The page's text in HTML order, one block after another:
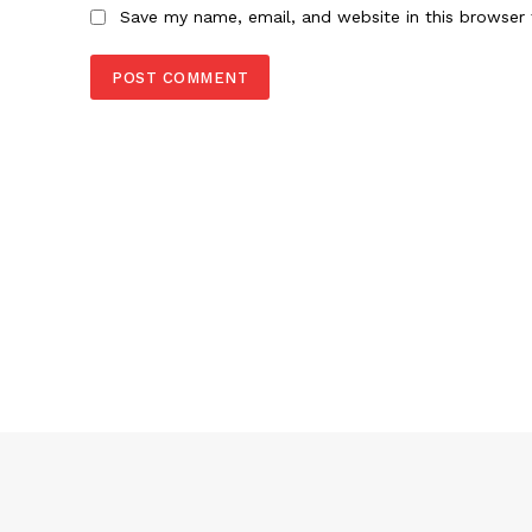
Save my name, email, and website in this